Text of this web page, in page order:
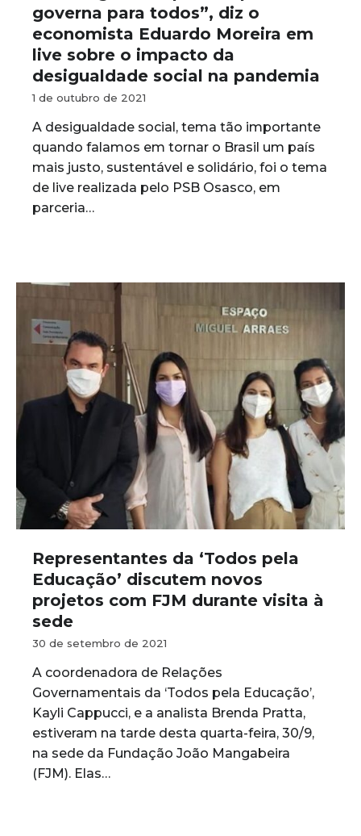
governa para todos”, diz o
economista Eduardo Moreira em
live sobre o impacto da
desigualdade social na pandemia
1 de outubro de 2021
A desigualdade social, tema tão importante
quando falamos em tornar o Brasil um país
mais justo, sustentável e solidário, foi o tema
de live realizada pelo PSB Osasco, em
parceria…
Representantes da ‘Todos pela
Educação’ discutem novos
projetos com FJM durante visita à
sede
30 de setembro de 2021
A coordenadora de Relações
Governamentais da ‘Todos pela Educação’,
Kayli Cappucci, e a analista Brenda Pratta,
estiveram na tarde desta quarta-feira, 30/9,
na sede da Fundação João Mangabeira
(FJM). Elas…